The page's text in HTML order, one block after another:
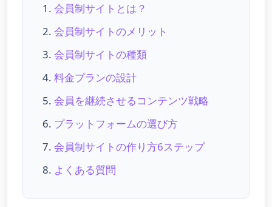
会員制サイトとは？
会員制サイトのメリット
会員制サイトの種類
料金プランの設計
会員を継続させるコンテンツ戦略
プラットフォームの選び方
会員制サイトの作り方6ステップ
よくある質問